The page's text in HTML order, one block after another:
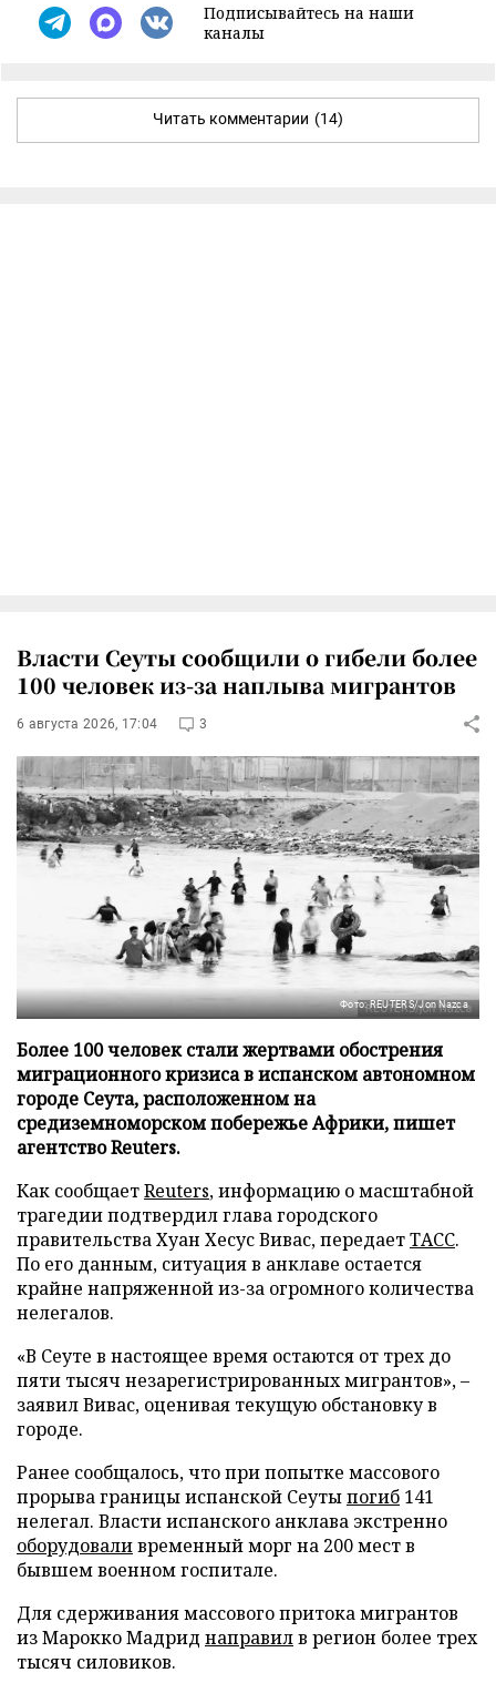
Подписывайтесь на наши
каналы
Читать комментарии (14)
Власти Сеуты сообщили о гибели более
100 человек из-за наплыва мигрантов
6 августа 2026, 17:04 3
Фото: REUTERS/Jon Nazca
Более 100 человек стали жертвами обострения
миграционного кризиса в испанском автономном
городе Сеута, расположенном на
средиземноморском побережье Африки, пишет
агентство Reuters.
Как сообщаетReuters, информацию о масштабной
трагедии подтвердил глава городского
правительства Хуан Хесус Вивас, передаетТАСС.
По его данным, ситуация в анклаве остается
крайне напряженной из-за огромного количества
нелегалов.
«В Сеуте в настоящее время остаются от трех до
пяти тысяч незарегистрированных мигрантов», –
заявил Вивас, оценивая текущую обстановку в
городе.
Ранее сообщалось, что при попытке массового
прорыва границы испанской Сеутыпогиб 141
нелегал. Власти испанского анклава экстренно
оборудоваливременный морг на 200 мест в
бывшем военном госпитале.
Для сдерживания массового притока мигрантов
из Марокко Мадрид направилв регион более трех
тысяч силовиков.